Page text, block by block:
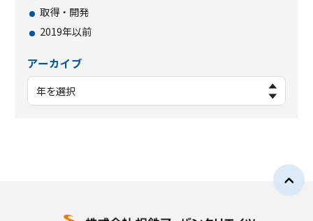
取得・開発
2019年以前
アーカイブ